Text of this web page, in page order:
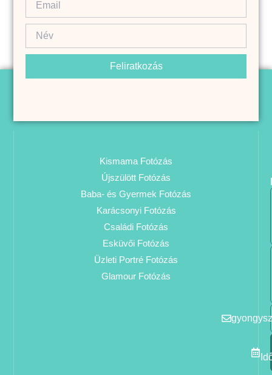
Feliratkozás
Kismama Fotózás
Újszülött Fotózás
Baba- és Gyermek Fotózás
Karácsonyi Fotózás
Családi Fotózás
Esküvői Fotózás
Üzleti Portré Fotózás
Glamour Fotózás